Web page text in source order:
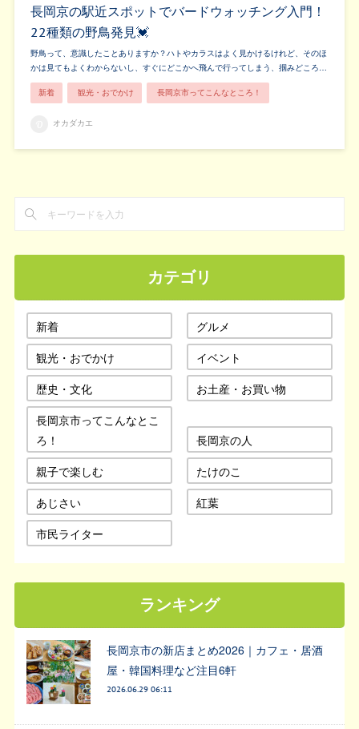
長岡京の駅近スポットでバードウォッチング入門！
22種類の野鳥発見💓
野鳥って、意識したことありますか？ハトやカラスはよく見かけるけれど、そのほ
かは見てもよくわからないし、すぐにどこかへ飛んで行ってしまう、掴みどころ…
新着 観光・おでかけ 長岡京市ってこんなところ！
オカダカエ
カテゴリ
新着
グルメ
観光・おでかけ
イベント
歴史・文化
お土産・お買い物
長岡京市ってこんなとこ
ろ！
長岡京の人
親子で楽しむ
たけのこ
あじさい
紅葉
市民ライター
ランキング
長岡京市の新店まとめ2026｜カフェ・居酒
屋・韓国料理など注目6軒
2026.06.29 06:11